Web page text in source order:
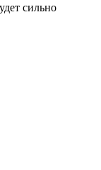
сильно